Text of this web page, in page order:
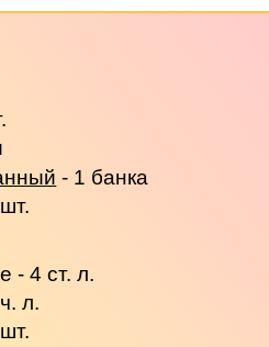
- 1 банка
- 4 ст. л.
л.